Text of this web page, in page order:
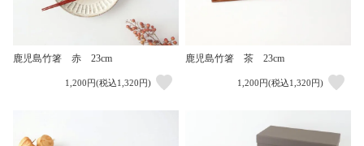
鹿児島竹箸 赤 23cm
1,200円(税込1,320円)
鹿児島竹箸 茶 23cm
1,200円(税込1,320円)